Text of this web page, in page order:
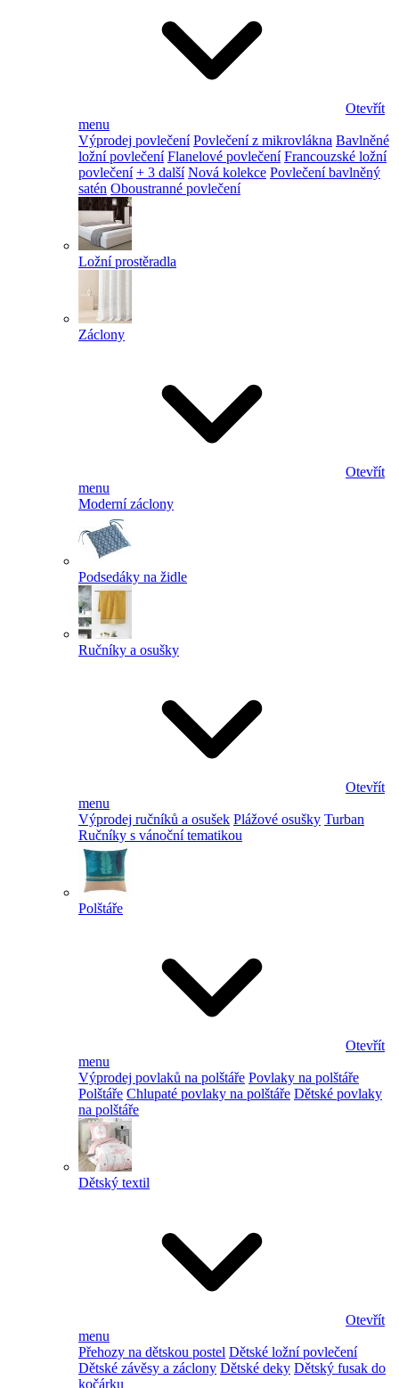
Otevřít
menu
Výprodej povlečení Povlečení z mikrovlákna Bavlněné
ložní povlečení Flanelové povlečení Francouzské ložní
povlečení + 3 další Nová kolekce Povlečení bavlněný
satén Oboustranné povlečení
Ložní prostěradla
Záclony
Otevřít
menu
Moderní záclony
Podsedáky na židle
Ručníky a osušky
Otevřít
menu
Výprodej ručníků a osušek Plážové osušky Turban
Ručníky s vánoční tematikou
Polštáře
Otevřít
menu
Výprodej povlaků na polštáře Povlaky na polštáře
Polštáře Chlupaté povlaky na polštáře Dětské povlaky
na polštáře
Dětský textil
Otevřít
menu
Přehozy na dětskou postel Dětské ložní povlečení
Dětské závěsy a záclony Dětské deky Dětský fusak do
kočárku